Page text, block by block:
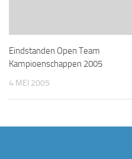
Eindstanden Open Team
Kampioenschappen 2005
4 MEI 2005